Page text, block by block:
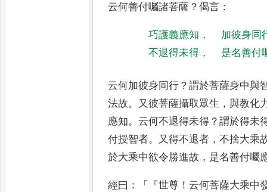
云何善付囑諸菩薩 ？偈言 ：
巧護義應知 ，
加彼身同
不退得未得 ， 是名善付
云何加彼身同行 ？謂於菩薩身中與
法故。 又彼菩薩攝取眾生 ，與教化
應知。 云何不退得未得 ？謂於得未
付授智者。 又得不退者 ，不捨大乘
於大乘中欲令勝進故 ， 是名善付囑
經曰 ：「『世尊 ！ 云何菩薩大乘中